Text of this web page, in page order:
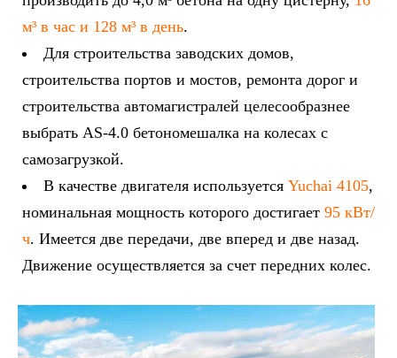
м³ в час и 128 м³ в день.
Для строительства заводских домов,
строительства портов и мостов, ремонта дорог и
строительства автомагистралей целесообразнее
выбрать AS-4.0 бетономешалка на колесах с
самозагрузкой.
В качестве двигателя используется Yuchai 4105,
номинальная мощность которого достигает 95 кВт/
ч. Имеется две передачи, две вперед и две назад.
Движение осуществляется за счет передних колес.